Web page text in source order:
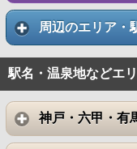
周辺のエリア・
駅名・温泉地などエ
神戸・六甲・有